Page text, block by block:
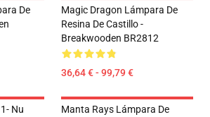
De
Magic Dragon Lámpara De
Resina De Castillo -
Breakwooden BR2812
36,64 € - 99,79 €
Nu
Manta Rays Lámpara De